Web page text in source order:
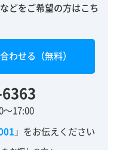
どをご希望の方はこち
わせる（無料）
～17:00
」をお伝えください